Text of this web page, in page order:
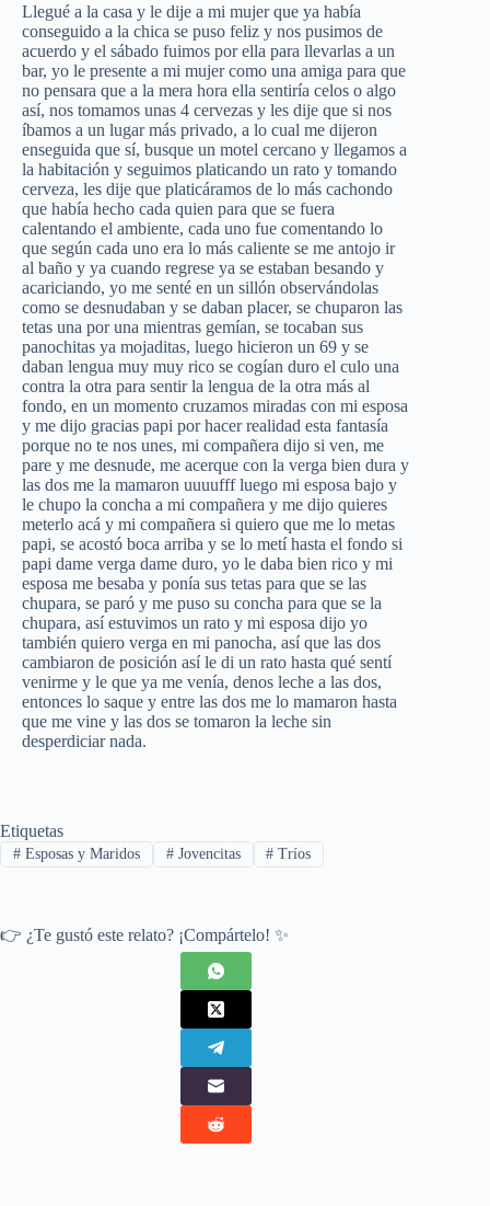
Llegué a la casa y le dije a mi mujer que ya había
conseguido a la chica se puso feliz y nos pusimos de
acuerdo y el sábado fuimos por ella para llevarlas a un
bar, yo le presente a mi mujer como una amiga para que
no pensara que a la mera hora ella sentiría celos o algo
así, nos tomamos unas 4 cervezas y les dije que si nos
íbamos a un lugar más privado, a lo cual me dijeron
enseguida que sí, busque un motel cercano y llegamos a
la habitación y seguimos platicando un rato y tomando
cerveza, les dije que platicáramos de lo más cachondo
que había hecho cada quien para que se fuera
calentando el ambiente, cada uno fue comentando lo
que según cada uno era lo más caliente se me antojo ir
al baño y ya cuando regrese ya se estaban besando y
acariciando, yo me senté en un sillón observándolas
como se desnudaban y se daban placer, se chuparon las
tetas una por una mientras gemían, se tocaban sus
panochitas ya mojaditas, luego hicieron un 69 y se
daban lengua muy muy rico se cogían duro el culo una
contra la otra para sentir la lengua de la otra más al
fondo, en un momento cruzamos miradas con mi esposa
y me dijo gracias papi por hacer realidad esta fantasía
porque no te nos unes, mi compañera dijo si ven, me
pare y me desnude, me acerque con la verga bien dura y
las dos me la mamaron uuuufff luego mi esposa bajo y
le chupo la concha a mi compañera y me dijo quieres
meterlo acá y mi compañera si quiero que me lo metas
papi, se acostó boca arriba y se lo metí hasta el fondo si
papi dame verga dame duro, yo le daba bien rico y mi
esposa me besaba y ponía sus tetas para que se las
chupara, se paró y me puso su concha para que se la
chupara, así estuvimos un rato y mi esposa dijo yo
también quiero verga en mi panocha, así que las dos
cambiaron de posición así le di un rato hasta qué sentí
venirme y le que ya me venía, denos leche a las dos,
entonces lo saque y entre las dos me lo mamaron hasta
que me vine y las dos se tomaron la leche sin
desperdiciar nada.
Etiquetas
#Esposas y Maridos #Jovencitas # Tríos
👉 ¿Te gustó este relato? ¡Compártelo! ✨